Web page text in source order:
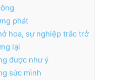
phát
hoa, sự nghiệp trắc trở
lại
được như ý
sức mình